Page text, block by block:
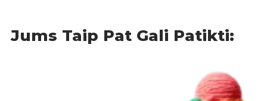
Jums Taip Pat Gali Patikti: